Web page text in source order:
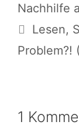
Nachhilfe
Lesen,
Problem?!
1